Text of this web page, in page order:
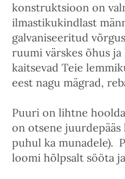
konstruktsioon on
ilmastikukindlast
galvaniseeritud
ruumi värskes õhus
kaitsevad Teie
eest nagu mägrad,
Puuri on lihtne
on otsene
puhul ka munadele).
loomi hõlpsalt sööta